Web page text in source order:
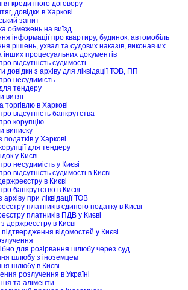
кредитного договору
довідки в Харкові
запит
обмежень на виїзд
інформації про квартиру, будинок, автомобіль
рішень, ухвал та судових наказів, виконавчих
інших процесуальних документів
відсутність судимості
довідки з архіву для ліквідації ТОВ, ПП
несудимість
тендеру
витяг
торгівлю в Харкові
відсутність банкрутства
корупцію
виписку
податків у Харкові
для тендеру
у Києві
несудимість у Києві
відсутність судимості в Києві
в Києві
банкрутство в Києві
архіву при ліквідації ТОВ
платників єдиного податку в Києві
платників ПДВ у Києві
держреєстру в Києві
відомостей у Києві
для розірвання шлюбу через суд
шлюбу з іноземцем
шлюбу в Києві
розлучення в Україні
та аліменти